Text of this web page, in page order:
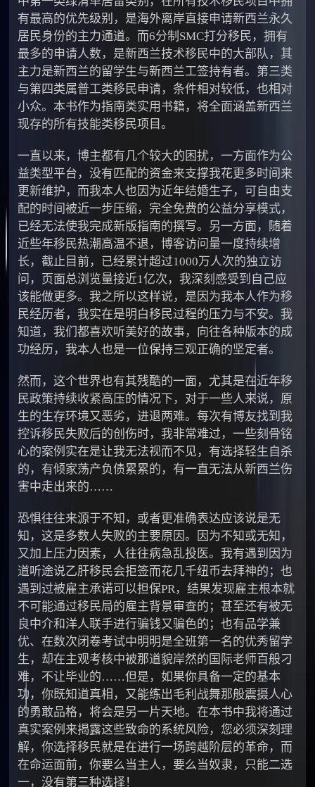
有最高的优先级别，是海外离岸直接申请新西兰永久
居民身份的主力通道。而6分制SMC打分移民，拥有
最多的申请人数，是新西兰技术移民中的大部队，其
主力是新西兰的留学生与新西兰工签持有者。第三类
与第四类属普工类移民申请，条件相对较低，也相对
小众。本书作为指南类实用书籍，将全面涵盖新西兰
现存的所有技能类移民项目。
一直以来，博主都有几个较大的困扰，一方面作为公
益类型平台，没有匹配的资金来支撑我花更多时间来
更新维护，而我本人也因为近年结婚生子，可自由支
配的时间被近一步压缩，完全免费的公益分享模式，
已经无法使我完成新版指南的撰写。另一方面，随着
近些年移民热潮高温不退，博客访问量一度持续增
长，截止目前，已经累计超过1000万人次的独立访
问，页面总浏览量接近1亿次，我深刻感受到自己应
该能做更多。我之所以这样说，是因为我本人作为移
民经历者，我实在是明白移民过程的压力与不安。我
知道，我们都喜欢听美好的故事，向往各种版本的成
功经历，我本人也是一位保持三观正确的坚定者。
然而，这个世界也有其残酷的一面，尤其是在近年移
民政策持续收紧高压的情况下，对于一些人来说，原
生的生存环境又恶劣，进退两难。每次有博友找到我
控诉移民失败后的创伤时，我非常难过，一些刻骨铭
心的案例实在是让我无法视而不见，有选择轻生自杀
的，有倾家荡产负债累累的，有一直无法从新西兰伤
害中走出来的……
恐惧往往来源于不知，或者更准确表达应该说是无
知，这是多数人失败的主要原因。因为不知或无知，
又加上压力因素，人往往病急乱投医。我有遇到因为
道听途说乙肝移民会拒签而花几千纽币去拜神的；也
遇到过被雇主承诺可以担保PR，结果发现雇主根本就
不可能通过移民局的雇主背景审查的；甚至还有被无
良中介和洋人联手进行骗钱又骗色的；也有品学兼
优、在数次闭卷考试中明明是全班第一名的优秀留学
生，却在主观考核中被那道貌岸然的国际老师百般刁
难，不让毕业的……但是，如果你具备一定的基本
功，你既知道真相，又能练出毛利战舞那般震摄人心
的勇敢品格，将会是另一片天地。在本书中我将通过
真实案例来揭露这些致命的系统风险，您必须深刻理
解，你选择移民就是在进行一场跨越阶层的革命，而
在命运面前，你要么当主人，要么当奴隶，只能二选
一，没有第三种选择！